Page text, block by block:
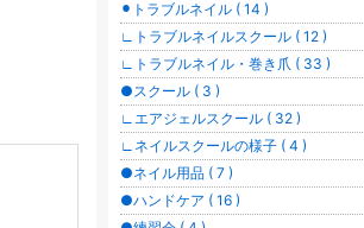
⚫︎トラブルネイル ( 14 )
∟トラブルネイルスクール ( 12 )
∟トラブルネイル・巻き爪 ( 33 )
●スクール ( 3 )
∟エアジェルスクール ( 32 )
∟ネイルスクールの様子 ( 4 )
●ネイル用品 ( 7 )
●ハンドケア ( 16 )